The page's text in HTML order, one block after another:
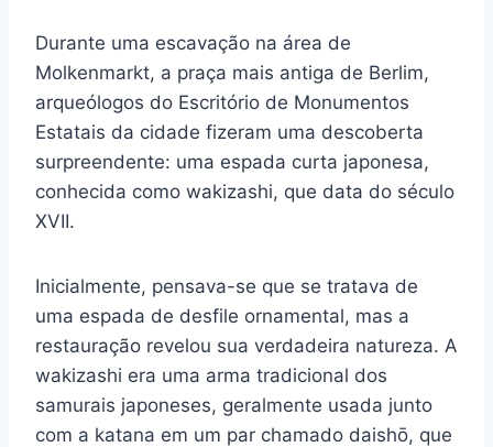
Durante uma escavação na área de
Molkenmarkt, a praça mais antiga de Berlim,
arqueólogos do Escritório de Monumentos
Estatais da cidade fizeram uma descoberta
surpreendente: uma espada curta japonesa,
conhecida como wakizashi, que data do século
XVII.
Inicialmente, pensava-se que se tratava de
uma espada de desfile ornamental, mas a
restauração revelou sua verdadeira natureza. A
wakizashi era uma arma tradicional dos
samurais japoneses, geralmente usada junto
com a katana em um par chamado daishō, que